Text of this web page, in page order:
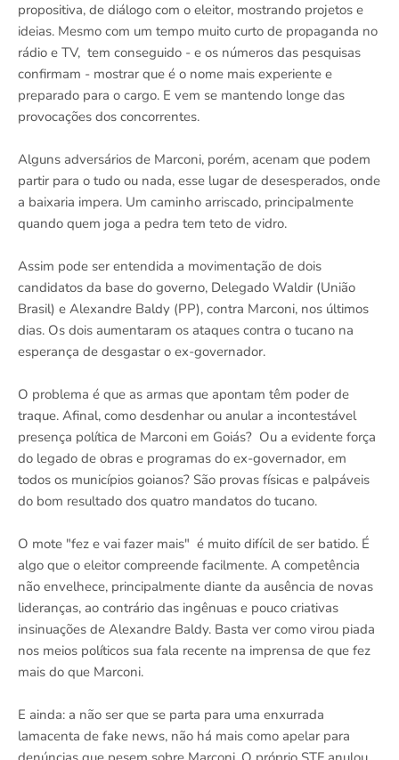
propositiva, de diálogo com o eleitor, mostrando projetos e
ideias. Mesmo com um tempo muito curto de propaganda no
rádio e TV, tem conseguido - e os números das pesquisas
confirmam - mostrar que é o nome mais experiente e
preparado para o cargo. E vem se mantendo longe das
provocações dos concorrentes.
Alguns adversários de Marconi, porém, acenam que podem
partir para o tudo ou nada, esse lugar de desesperados, onde
a baixaria impera. Um caminho arriscado, principalmente
quando quem joga a pedra tem teto de vidro.
Assim pode ser entendida a movimentação de dois
candidatos da base do governo, Delegado Waldir (União
Brasil) e Alexandre Baldy (PP), contra Marconi, nos últimos
dias. Os dois aumentaram os ataques contra o tucano na
esperança de desgastar o ex-governador.
O problema é que as armas que apontam têm poder de
traque. Afinal, como desdenhar ou anular a incontestável
presença política de Marconi em Goiás? Ou a evidente força
do legado de obras e programas do ex-governador, em
todos os municípios goianos? São provas físicas e palpáveis
do bom resultado dos quatro mandatos do tucano.
O mote "fez e vai fazer mais" é muito difícil de ser batido. É
algo que o eleitor compreende facilmente. A competência
não envelhece, principalmente diante da ausência de novas
lideranças, ao contrário das ingênuas e pouco criativas
insinuações de Alexandre Baldy. Basta ver como virou piada
nos meios políticos sua fala recente na imprensa de que fez
mais do que Marconi.
E ainda: a não ser que se parta para uma enxurrada
lamacenta de fake news, não há mais como apelar para